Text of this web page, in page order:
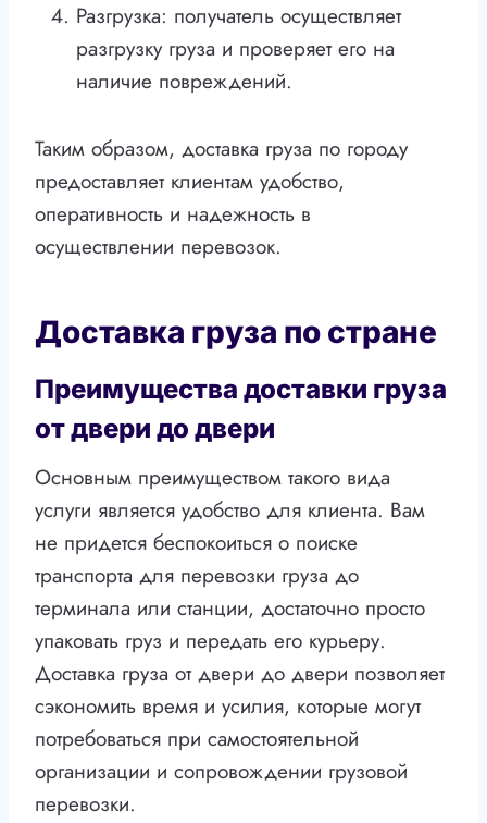
Разгрузка: получатель осуществляет
разгрузку груза и проверяет его на
наличие повреждений.
Таким образом, доставка груза по городу
предоставляет клиентам удобство,
оперативность и надежность в
осуществлении перевозок.
Доставка груза по стране
Преимущества доставки груза
от двери до двери
Основным преимуществом такого вида
услуги является удобство для клиента. Вам
не придется беспокоиться о поиске
транспорта для перевозки груза до
терминала или станции, достаточно просто
упаковать груз и передать его курьеру.
Доставка груза от двери до двери позволяет
сэкономить время и усилия, которые могут
потребоваться при самостоятельной
организации и сопровождении грузовой
перевозки.